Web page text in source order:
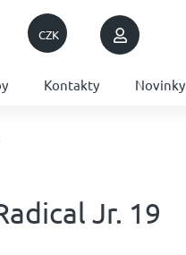
CZK
Kontakty Novinky
Jr. 19